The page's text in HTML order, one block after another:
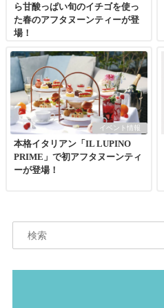
ら甘酸っぱい旬のイチゴを使っ
た春のアフタヌーンティーが登
場！
イベント情報
本格イタリアン「IL LUPINO
PRIME」で初アフタヌーンティ
ーが登場！